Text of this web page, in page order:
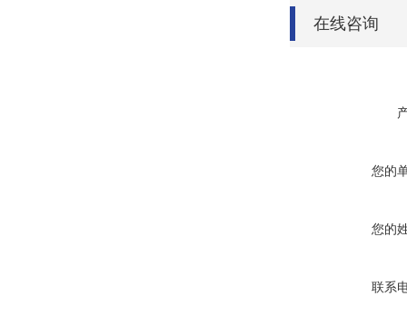
在线咨询
您的
您的
联系